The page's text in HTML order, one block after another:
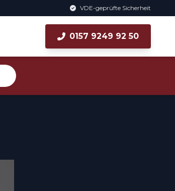
VDE-geprüfte Sicherheit
0157 9249 92 50